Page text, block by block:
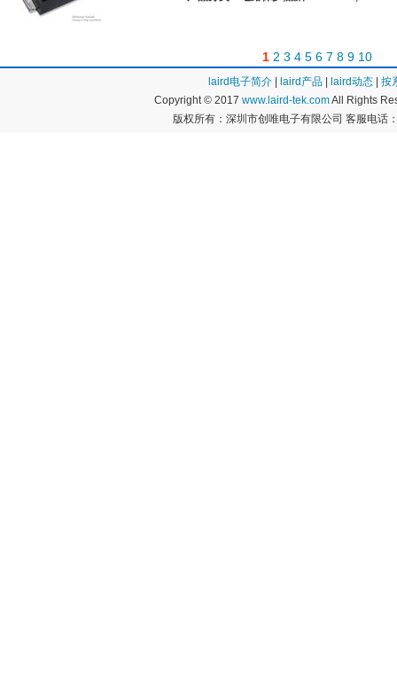
1 2 3 4 5 6 7 8 9 10
laird电子简介 laird产品 laird动态
按
Copyright © 2017 www.laird-tek.comAll Rights
版权所有：深圳市创唯电子有限公司 客服电话